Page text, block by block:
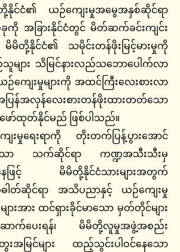
နိုင်ငံ၏ ယဉ်ကျေးမှုအမွေအနှစ်ဆိုင်ရာ
ကို အခြားနိုင်ငံတွင် မိတ်ဆက်ခင်းကျင်း
မိမိတို့နိုင်ငံ၏ သမိုင်းတန်ဖိုးမြင့်မားမှုကို
များ သိမြင်နားလည်သဘောပေါက်လာ
ကျေးမှုများကို အထင်ကြီးလေးစားလာ
အပြန်အလှန်လေးစားတန်ဖိုးထားတတ်သော
ာ်ထုတ်နိုင်မည် ဖြစ်ပါသည်။
းမှုရေးရာကို တိုးတက်ပြန့်ပွားအောင်
သော သက်ဆိုင်ရာ ကဏ္ဍအသီးသီးမှ
နေဖြင့် မိမိတို့နိုင်ငံသားများအတွက်
ဓါတ်ဆိုင်ရာ အသိပညာနှင့် ယဉ်ကျေးမှု
းအား ထင်ရှားခိုင်မာသော မှတ်တိုင်များ
က်ပေးရန်၊ မိမိတို့လူမှုအဖွဲ့အစည်း
ြင်များ ထည့်သွင်းပါဝင်နေသော